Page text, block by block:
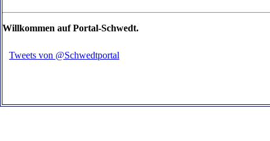
Willkommen auf Portal-Schwedt.
Tweets von @Schwedtportal